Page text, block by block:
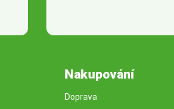
Nakupování
Doprava